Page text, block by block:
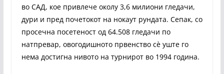
во САД, кое привлече околу 3,6 милиони гледачи,
дури и пред почетокот на нокаут рундата. Сепак, со
просечна посетеност од 64.508 гледачи по
натпревар, овогодишното првенство сè уште го
нема достигна нивото на турнирот во 1994 година.